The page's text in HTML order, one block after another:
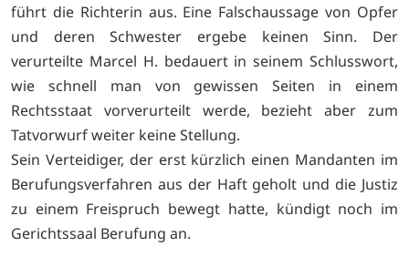
führt die Richterin aus. Eine Falschaussage von Opfer
und deren Schwester ergebe keinen Sinn. Der
verurteilte Marcel H. bedauert in seinem Schlusswort,
wie schnell man von gewissen Seiten in einem
Rechtsstaat vorverurteilt werde, bezieht aber zum
Tatvorwurf weiter keine Stellung.
Sein Verteidiger, der erst kürzlich einen Mandanten im
Berufungsverfahren aus der Haft geholt und die Justiz
zu einem Freispruch bewegt hatte, kündigt noch im
Gerichtssaal Berufung an.